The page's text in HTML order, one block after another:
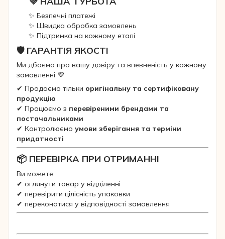
✨ Безпечні платежі
✨ Швидка обробка замовлень
✨ Підтримка на кожному етапі
🛡 ГАРАНТІЯ ЯКОСТІ
Ми дбаємо про вашу довіру та впевненість у кожному
замовленні 💜
✔ Продаємо тільки оригінальну та сертифіковану
продукцію
✔ Працюємо з перевіреними брендами та
постачальниками
✔ Контролюємо умови зберігання та терміни
придатності
📦 ПЕРЕВІРКА ПРИ ОТРИМАННІ
Ви можете:
✔ оглянути товар у відділенні
✔ перевірити цілісність упаковки
✔ переконатися у відповідності замовлення